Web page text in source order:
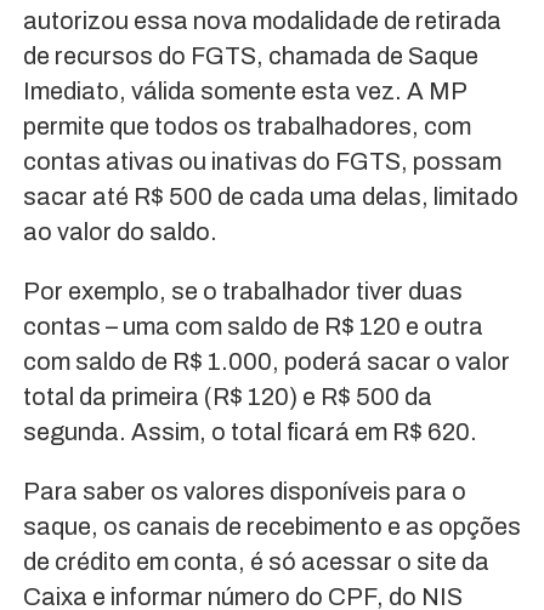
autorizou essa nova modalidade de retirada
de recursos do FGTS, chamada de Saque
Imediato, válida somente esta vez. A MP
permite que todos os trabalhadores, com
contas ativas ou inativas do FGTS, possam
sacar até R$ 500 de cada uma delas, limitado
ao valor do saldo.
Por exemplo, se o trabalhador tiver duas
contas – uma com saldo de R$ 120 e outra
com saldo de R$ 1.000, poderá sacar o valor
total da primeira (R$ 120) e R$ 500 da
segunda. Assim, o total ficará em R$ 620.
Para saber os valores disponíveis para o
saque, os canais de recebimento e as opções
de crédito em conta, é só acessar o site da
Caixa e informar número do CPF, do NIS